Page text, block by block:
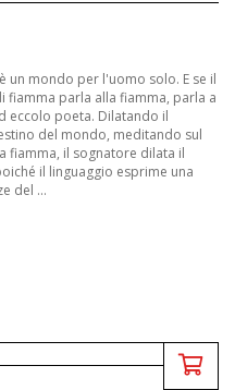
un mondo per l'uomo solo. E se il
fiamma parla alla fiamma, parla a
eccolo poeta. Dilatando il
del mondo, meditando sul
fiamma, il sognatore dilata il
il linguaggio esprime una
del ...